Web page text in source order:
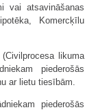
vai atsavināšanas
Komercķīlu
likuma
piederošās
ar lietu tiesībām.
piederošās